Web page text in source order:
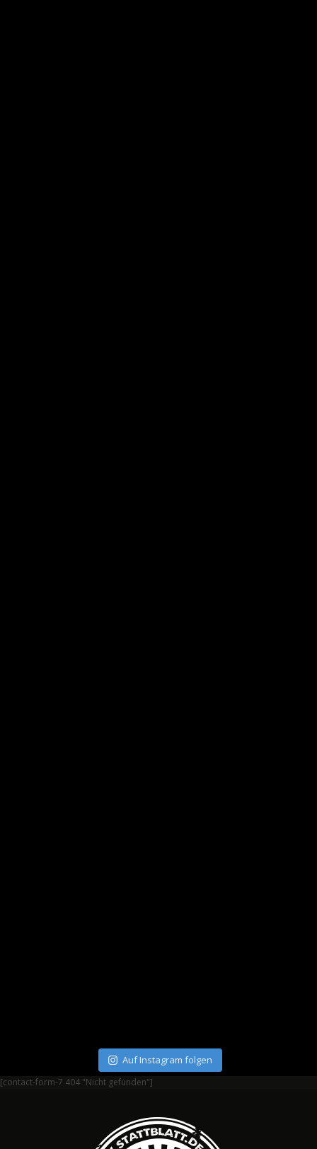
Auf Instagram folgen
[contact-form-7 404 "Nicht gefunden"]